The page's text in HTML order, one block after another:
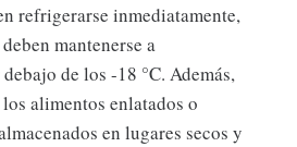
refrigerarse inmediatamente,
mantenerse a
de los -18 °C. Además,
alimentos enlatados o
en lugares secos y